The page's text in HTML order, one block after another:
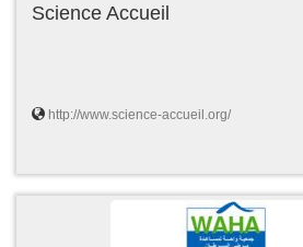
Science Accueil
http://www.science-accueil.org/